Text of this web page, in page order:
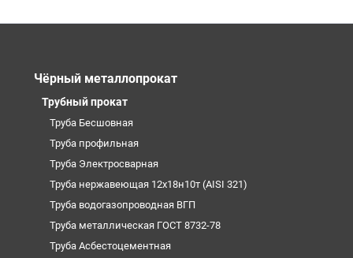
Чёрный металлопрокат
Трубный прокат
Труба Бесшовная
Труба профильная
Труба Электросварная
Труба нержавеющая 12х18н10т (AISI 321)
Труба водогазопроводная ВГП
Труба металлическая ГОСТ 8732-78
Труба Асбестоцементная